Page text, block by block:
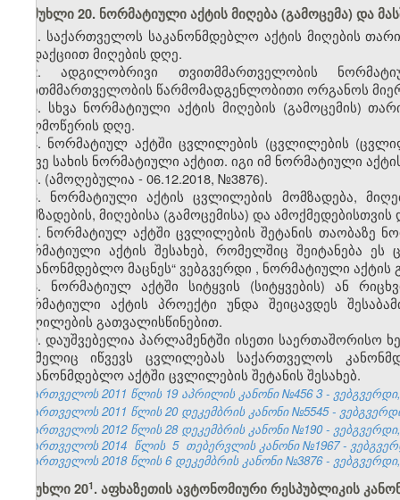
მუხლი 20. ნორმატიული აქტის მიღება (გამოცემა) და
1. საქართველოს საკანონმდებლო აქტის მიღების
რედაქციით მიღების დღე.
2. ადგილობრივი თვითმმართველობის
თვითმმართველობის წარმომადგენლობითი ორგანოს
3. სხვა ნორმატიული აქტის მიღების (გამოცემის)
ხელმოწერის დღე.
4. ნორმატიულ აქტში ცვლილების (ცვლილების
იმავე სახის ნორმატიული აქტით. იგი იმ ნორმატიული
5. (ამოღებულია - 06.12.2018, №3876).
6. ნორმატიული აქტის ცვლილების მომზადება,
მომზადების, მიღებისა (გამოცემისა) და
7. ნორმატიულ აქტში ცვლილების შეტანის თაობაზე
ნორმატიული აქტის შესახებ, რომელშიც შეიტანება
საკანონმდებლო მაცნეს“ ვებგვერდი , ნორმატიული აქტის
8. ნორმატიულ აქტში სიტყვის (სიტყვების)ან
ნორმატიული აქტის პროექტი უნდა შეიცავდეს
ცვლილების გათვალისწინებით.
9. დაუშვებელია პარლამენტში ისეთი საერთაშორისო
რომელიც იწვევს ცვლილებას საქართველოს
საკანონმდებლო აქტში ცვლილების შეტანის შესახებ.
საქართველოს 2011 წლის 19 აპრილის კანონი №456 3 -
საქართველოს 2011 წლის 20 დეკემბრის კანონი №5545 -
საქართველოს 2012 წლის 28 დეკემბრის კანონი №190 - ვებგვერდი,
საქართველოს 2014 წლის 5 თებერვლის კანონი №1967 -
საქართველოს 2018 წლის 6 დეკემბრის კანონი №3876 - ვებგვერდი,
მუხლი 20​1. აფხაზეთის ავტონომიური რესპუბლიკის